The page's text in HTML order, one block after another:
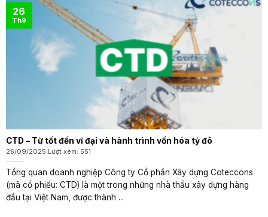
CTD – Từ tốt đến vĩ đại và hành trình vốn hóa tỷ đô
26/09/2025 Lượt xem: 551
Tổng quan doanh nghiệp Công ty Cổ phần Xây dựng Coteccons
(mã cổ phiếu: CTD) là một trong những nhà thầu xây dựng hàng
đầu tại Việt Nam, được thành ...
26
Th9